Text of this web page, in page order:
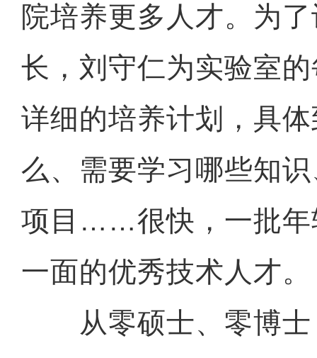
院培养更多人才。为
长，刘守仁为实验室
详细的培养计划，具
么、需要学习哪些知
项目……很快，一批年
一面的优秀技术人才。
从零硕士、零博士